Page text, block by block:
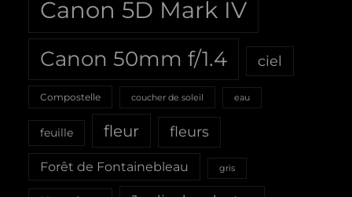
Canon 5D Mark IV
Canon 50mm f/1.4 ciel
Compostelle coucher de soleil eau
feuille fleur fleurs
Forêt de Fontainebleau gris